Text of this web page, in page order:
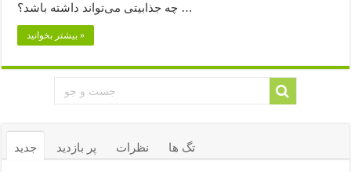
چه جذابیتی می‌تواند داشته باشد؟ …
بیشتر بخوانید »
جدید پر بازدید نظرات تگ ها